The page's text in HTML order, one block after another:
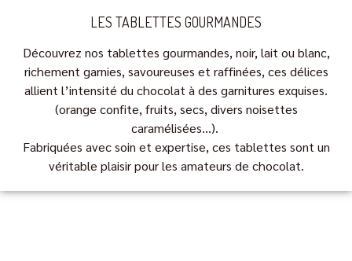
LES TABLETTES GOURMANDES
Découvrez nos tablettes gourmandes, noir, lait ou blanc,
richement garnies, savoureuses et raffinées, ces délices
allient l’intensité du chocolat à des garnitures exquises.
(orange confite, fruits, secs, divers noisettes
caramélisées…).
Fabriquées avec soin et expertise, ces tablettes sont un
véritable plaisir pour les amateurs de chocolat.